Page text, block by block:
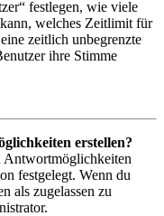
festlegen, wie viele
welches Zeitlimit für
zeitlich unbegrenzte
ihre Stimme
erstellen?
Antwortmöglichkeiten
festgelegt. Wenn du
als zugelassen zu